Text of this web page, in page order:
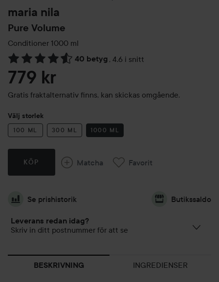
maria nila
Pure Volume
Conditioner 1000 ml
40 betyg , 4.6 i snitt
Hoppa till Betyg & kommentarer
779 kr
Gratis fraktalternativ finns, kan skickas omgående.
Välj storlek
100 ML 300 ML 1000 ML
KÖP Matcha Favorit
Se prishistorik Butikssaldo
Leverans redan idag?
Skriv in ditt postnummer för att se
BESKRIVNING INGREDIENSER